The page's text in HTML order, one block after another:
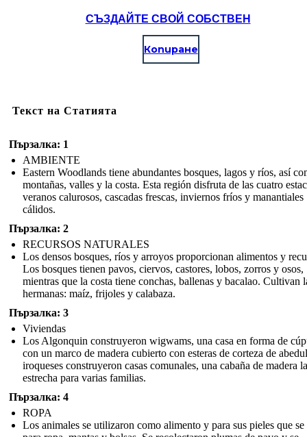
СЪЗДАЙТЕ СВОЙ СОБСТВЕН
Копиране
Текст на Статията
Пързалка: 1
AMBIENTE
Eastern Woodlands tiene abundantes bosques, lagos y ríos, así
montañas, valles y la costa. Esta región disfruta de las cuatro
veranos calurosos, cascadas frescas, inviernos fríos y manantiales
cálidos.
Пързалка: 2
RECURSOS NATURALES
Los densos bosques, ríos y arroyos proporcionan alimentos y
Los bosques tienen pavos, ciervos, castores, lobos, zorros y osos,
mientras que la costa tiene conchas, ballenas y bacalao. Cultivan
hermanas: maíz, frijoles y calabaza.
Пързалка: 3
Viviendas
Los Algonquin construyeron wigwams, una casa en forma de
con un marco de madera cubierto con esteras de corteza de
iroqueses construyeron casas comunales, una cabaña de madera
estrecha para varias familias.
Пързалка: 4
ROPA
Los animales se utilizaron como alimento y para sus pieles que se